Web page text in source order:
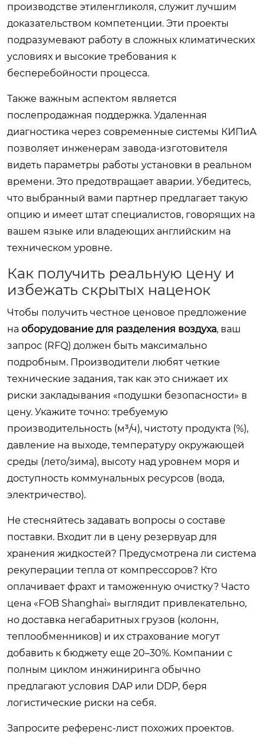
производстве этиленгликоля, служит лучшим
доказательством компетенции. Эти проекты
подразумевают работу в сложных климатических
условиях и высокие требования к
бесперебойности процесса.
Также важным аспектом является
послепродажная поддержка. Удаленная
диагностика через современные системы КИПиА
позволяет инженерам завода-изготовителя
видеть параметры работы установки в реальном
времени. Это предотвращает аварии. Убедитесь,
что выбранный вами партнер предлагает такую
опцию и имеет штат специалистов, говорящих на
вашем языке или владеющих английским на
техническом уровне.
Как получить реальную цену и
избежать скрытых наценок
Чтобы получить честное ценовое предложение
на оборудование для разделения воздуха, ваш
запрос (RFQ) должен быть максимально
подробным. Производители любят четкие
технические задания, так как это снижает их
риски закладывания «подушки безопасности» в
цену. Укажите точно: требуемую
производительность (м³/ч), чистоту продукта (%),
давление на выходе, температуру окружающей
среды (лето/зима), высоту над уровнем моря и
доступность коммунальных ресурсов (вода,
электричество).
Не стесняйтесь задавать вопросы о составе
поставки. Входит ли в цену резервуар для
хранения жидкостей? Предусмотрена ли система
рекуперации тепла от компрессоров? Кто
оплачивает фрахт и таможенную очистку? Часто
цена «FOB Shanghai» выглядит привлекательно,
но доставка негабаритных грузов (колонн,
теплообменников) и их страхование могут
добавить к бюджету еще 20–30%. Компании с
полным циклом инжиниринга обычно
предлагают условия DAP или DDP, беря
логистические риски на себя.
Запросите референс-лист похожих проектов.